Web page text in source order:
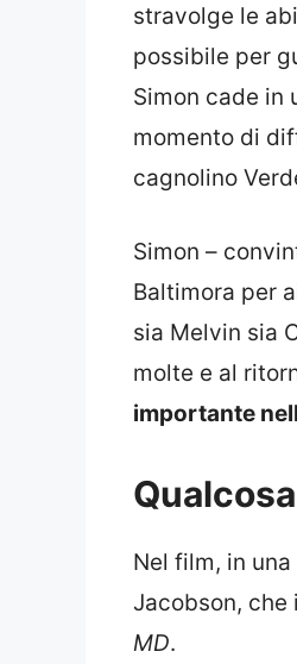
stravolge le
possibile per
Simon cade in
momento di
cagnolino
Simon –
Baltimora per
sia Melvin sia
molte e al
importante
Nel film, in
Jacobson,
MD.